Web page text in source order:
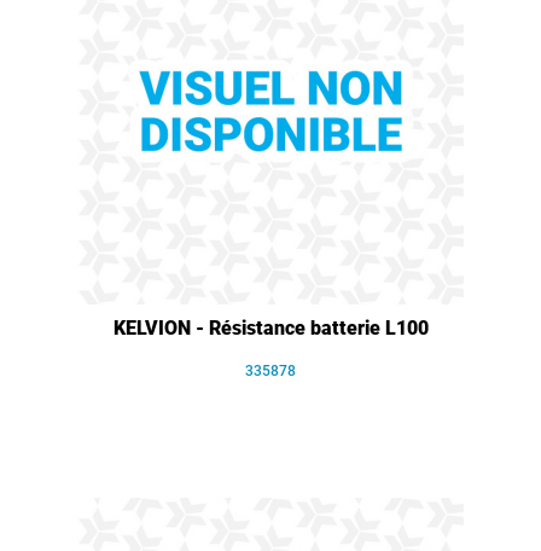
KELVION - Résistance batterie L100
335878